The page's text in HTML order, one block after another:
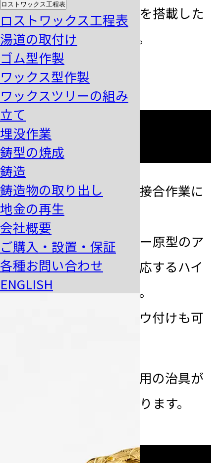
ロストワックス工程表
ロストワックス工程表
湯道の取付け
ゴム型作製
ワックス型作製
ワックスツリーの組み
立て
埋没作業
鋳型の焼成
鋳造
鋳造物の取り出し
地金の再生
会社概要
ご購入・設置・保証
各種お問い合わせ
ENGLISH
い綿材のロウ付け機能を搭載した
機種も紹介しています。
特徴
・仮着をメインとする接合作業に
向けた複合機。
・宝飾鋳造でのシルバー原型のア
ッセンブリーにも対応するハイ
パワー仮着機能付き。
シルバーパーツのロウ付けも可
※ワーク形状により専用の治具が
別途必要な場合があります。